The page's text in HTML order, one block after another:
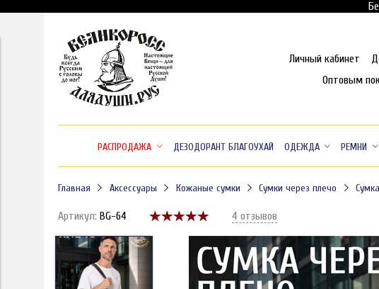
Личный кабинет
Оптовым
РАСПРОДАЖА ДЕЗОДОРАНТ БЛАГОУХАЙ ОДЕЖДА РЕМНИ
Главная Аксессуары Кожаные сумки Сумки через плечо
Артикул: BG-64 4 отзывов